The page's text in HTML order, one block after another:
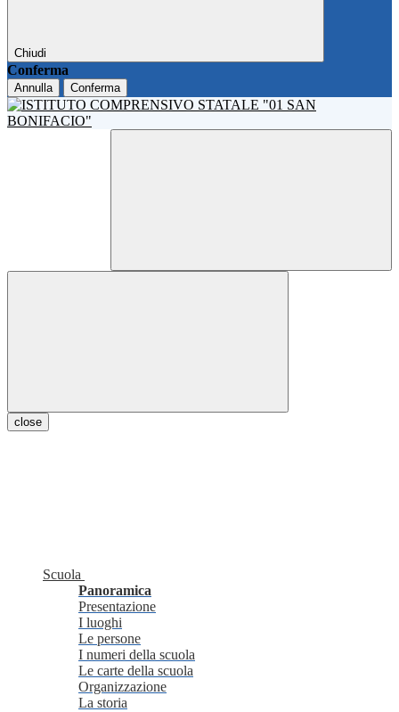
Chiudi
Conferma
Annulla Conferma
close
Scuola
Panoramica
Presentazione
I luoghi
Le persone
I numeri della scuola
Le carte della scuola
Organizzazione
La storia